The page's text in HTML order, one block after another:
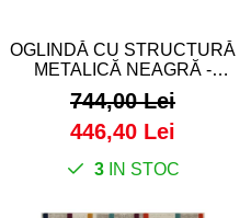
OGLINDĂ CU STRUCTURĂ
METALICĂ NEAGRĂ -
PRISMA
744,00 Lei
446,40 Lei
3IN STOC